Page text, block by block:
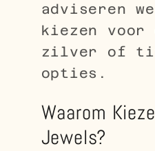
adviseren
kiezen voor
zilver of
opties.
Waarom
Jewels?